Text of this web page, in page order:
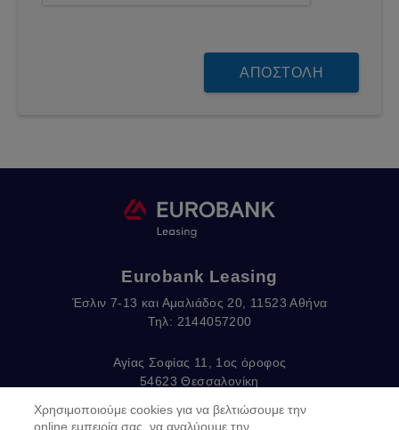
Eurobank Leasing
Έσλιν 7-13 και Αμαλιάδος 20, 11523 Αθήνα
Τηλ: 2144057200
Αγίας Σοφίας 11, 1ος όροφος
54623 Θεσσαλονίκη
email:EurobankLeasing@eurobank.gr
Χρησιμοποιούμε cookies για να βελτιώσουμε την
online εμπειρία σας, να αναλύουμε την